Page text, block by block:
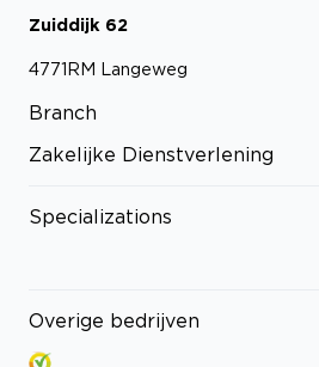
Zuiddijk 62
4771RM Langeweg
Branch
Zakelijke Dienstverlening
Specializations
Overige bedrijven